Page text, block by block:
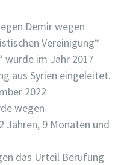
Demir wegen
Vereinigung“
wurde im Jahr 2017
aus Syrien eingeleitet.
2022
wegen
Jahren, 9 Monaten und
das Urteil Berufung